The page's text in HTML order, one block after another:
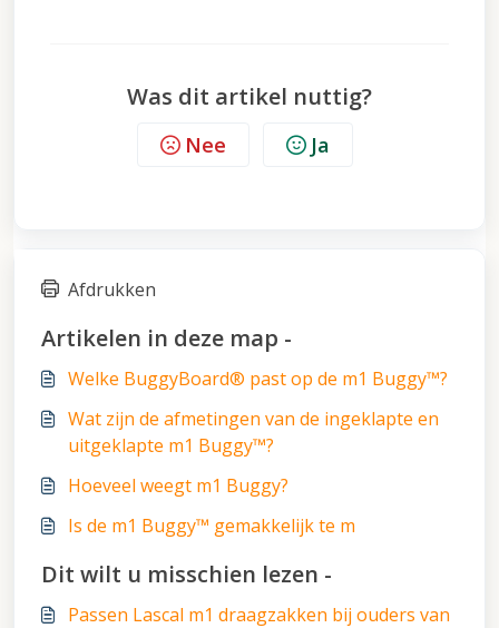
Was dit artikel nuttig?
Nee Ja
Afdrukken
Artikelen in deze map -
Welke BuggyBoard® past op de m1 Buggy™?
Wat zijn de afmetingen van de ingeklapte en
uitgeklapte m1 Buggy™?
Hoeveel weegt m1 Buggy?
Is de m1 Buggy™ gemakkelijk te m
Dit wilt u misschien lezen -
Passen Lascal m1 draagzakken bij ouders van